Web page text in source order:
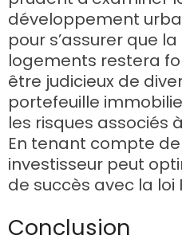
développement
pour s’assurer que
logements restera
être judicieux de
portefeuille
les risques associés
En tenant compte
investisseur peut
de succès avec la loi
Conclusion